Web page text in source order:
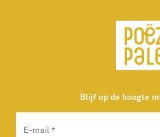
Blijf op de hoogte